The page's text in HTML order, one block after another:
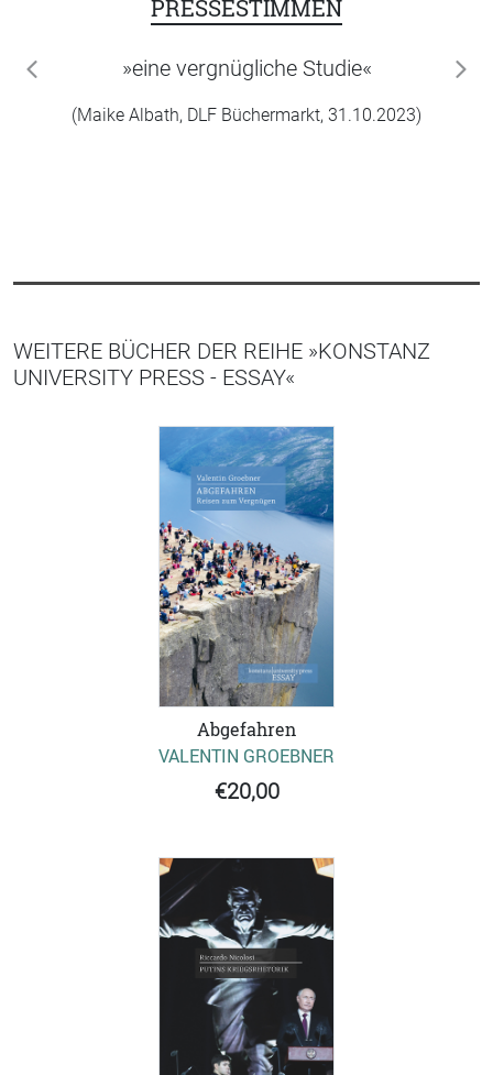
PRESSESTIMMEN
»eine vergnügliche Studie«
(Maike Albath, DLF Büchermarkt, 31.10.2023)
zurück
WEITERE BÜCHER DER REIHE »KONSTANZ
UNIVERSITY PRESS - ESSAY«
Abgefahren
VALENTIN GROEBNER
€20,00